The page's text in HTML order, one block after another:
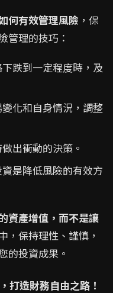
何有效管理風險 ，保
管理的技巧：
跌到一定程度時，及
化和自身情況，調整
出衝動的決策。
是降低風險的有效方
資產增值，而不是讓
，保持理性、謹慎，
的投資成果。
打造財務自由之路！